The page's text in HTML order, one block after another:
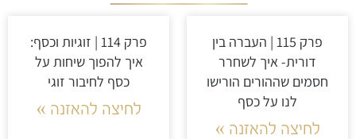
פרק 115 | העברה בין
דורית- איך לשחרר
חסמים שההורים הורישו
לנו על כסף
לחיצה להאזנה »
פרק 114 | זוגיות וכסף:
איך להפוך שיחות על
כסף לחיבור זוגי
לחיצה להאזנה »